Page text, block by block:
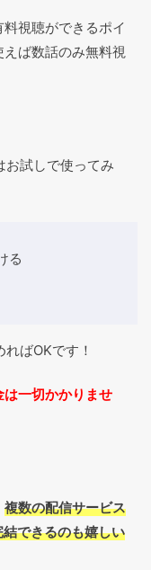
視聴ができるポイ
ば数話のみ無料視
お試しで使ってみ
る
ばOKです！
一切かかりませ
複数の配信サービス
できるのも嬉しい